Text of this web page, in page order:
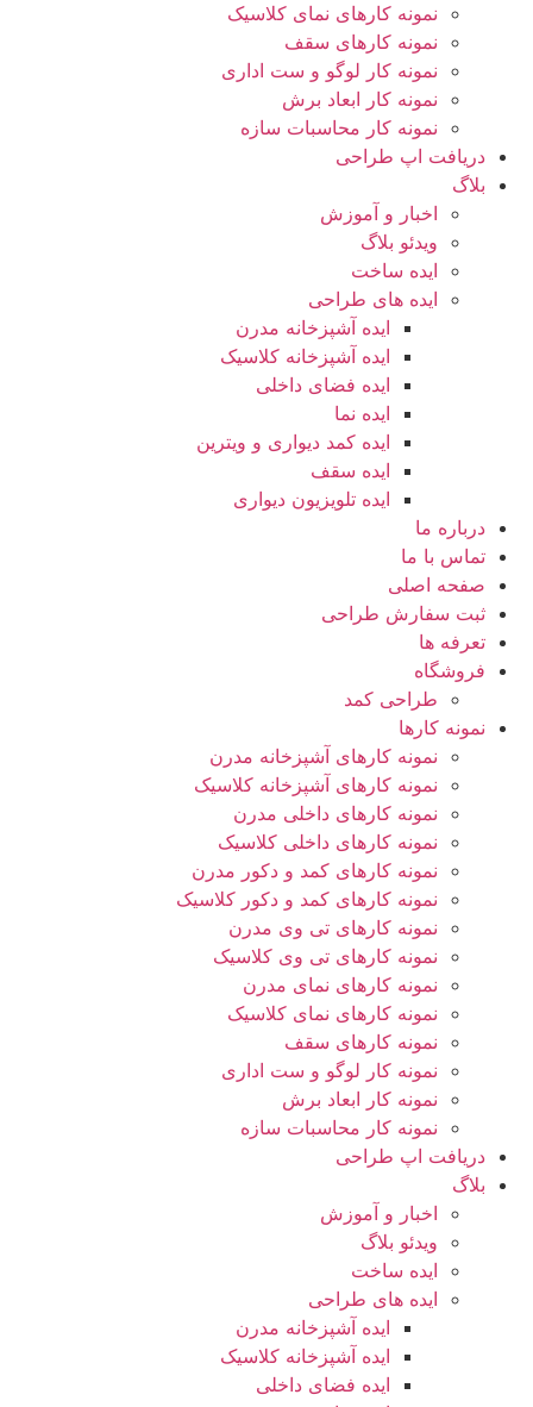
نمونه کارهای نمای کلاسیک
نمونه کارهای سقف
نمونه کار لوگو و ست اداری
نمونه کار ابعاد برش
نمونه کار محاسبات سازه
دریافت اپ طراحی
بلاگ
اخبار و آموزش
ویدئو بلاگ
ایده ساخت
ایده های طراحی
ایده آشپزخانه مدرن
ایده آشپزخانه کلاسیک
ایده فضای داخلی
ایده نما
ایده کمد دیواری و ویترین
ایده سقف
ایده تلویزیون دیواری
درباره ما
تماس با ما
صفحه اصلی
ثبت سفارش طراحی
تعرفه ها
فروشگاه
طراحی کمد
نمونه کارها
نمونه کارهای آشپزخانه مدرن
نمونه کارهای آشپزخانه کلاسیک
نمونه کارهای داخلی مدرن
نمونه کارهای داخلی کلاسیک
نمونه کارهای کمد و دکور مدرن
نمونه کارهای کمد و دکور کلاسیک
نمونه کارهای تی وی مدرن
نمونه کارهای تی وی کلاسیک
نمونه کارهای نمای مدرن
نمونه کارهای نمای کلاسیک
نمونه کارهای سقف
نمونه کار لوگو و ست اداری
نمونه کار ابعاد برش
نمونه کار محاسبات سازه
دریافت اپ طراحی
بلاگ
اخبار و آموزش
ویدئو بلاگ
ایده ساخت
ایده های طراحی
ایده آشپزخانه مدرن
ایده آشپزخانه کلاسیک
ایده فضای داخلی